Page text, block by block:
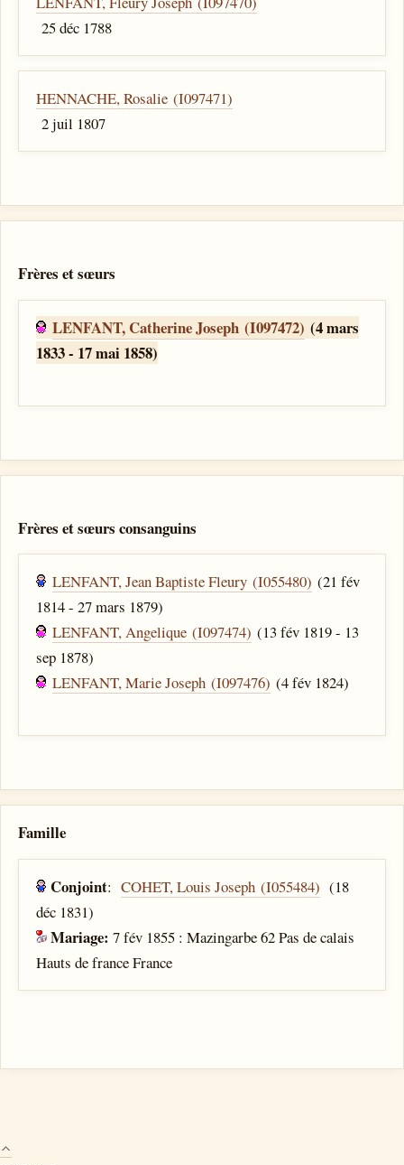
25 déc 1788
HENNACHE, Rosalie (I097471)
2 juil 1807
Frères et sœurs
LENFANT, Catherine Joseph (I097472) (4 mars
1833 - 17 mai 1858)
Frères et sœurs consanguins
LENFANT, Jean Baptiste Fleury (I055480) (21 fév
1814 - 27 mars 1879)
LENFANT, Angelique (I097474) (13 fév 1819 - 13
sep 1878)
LENFANT, Marie Joseph (I097476) (4 fév 1824)
Famille
Conjoint:COHET, Louis Joseph (I055484) (18
déc 1831)
Mariage:7 fév 1855 : Mazingarbe 62 Pas de calais
Hauts de france France